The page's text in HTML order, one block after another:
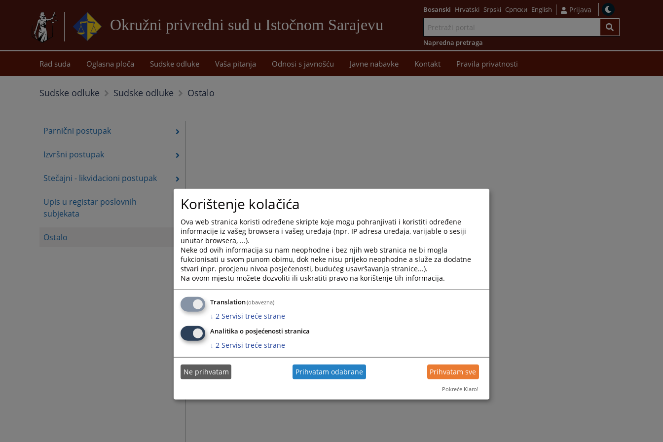
Okružni privredni sud u Istočnom Sarajevu
sadržaj
Bosanski Hrvatski Srpski Српски English Prijava
Napredna pretraga
Rad suda Oglasna ploča Sudske odluke Vaša pitanja Odnosi s javnošću Javne nabavke Kontakt Pravila privatnosti
Sudske odluke Sudske odluke Ostalo
Parnični postupak
Izvršni postupak
Stečajni - likvidacioni postupak
Upis u registar poslovnih
subjekata
Ostalo
Korištenje kolačića
Ova web stranica koristi određene skripte koje mogu pohranjivati i koristiti određene
informacije iz vašeg browsera i vašeg uređaja (npr. IP adresa uređaja, varijable o sesiji
unutar browsera, ...).
Neke od ovih informacija su nam neophodne i bez njih web stranica ne bi mogla
fukcionisati u svom punom obimu, dok neke nisu prijeko neophodne a služe za dodatne
stvari (npr. procjenu nivoa posjećenosti, budućeg usavršavanja stranice...).
Na ovom mjestu možete dozvoliti ili uskratiti pravo na korištenje tih informacija.
Translation(obavezna)
↓ 2 Servisi treće strane
Analitika o posjećenosti stranica
↓ 2 Servisi treće strane
Ne prihvatam Prihvatam odabrane Prihvatam sve
Pokreće Klaro!